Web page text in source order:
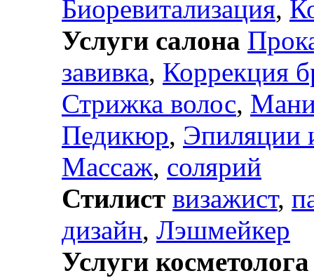
Биоревитализация,
Услуги салона
завивка, Коррекция
Стрижка волос,
Педикюр, Эпиляции
Массаж, солярий
Стилист визажист,
дизайн, Лэшмейкер
Услуги косметолога